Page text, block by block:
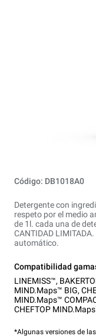
Código: DB1018A0
Detergente con
respeto por el medio
de 1l. cada una de
CANTIDAD
automático.
Compatibilidad
LINEMISS™,
MIND.Maps™ BIG,
MIND.Maps™
CHEFTOP
*Algunas versiones de